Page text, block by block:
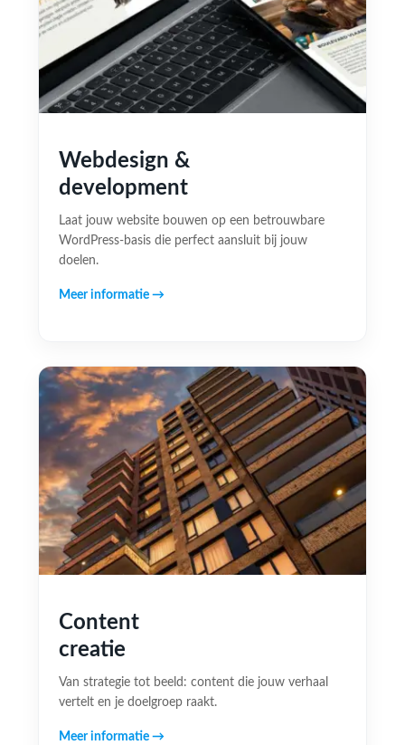
Webdesign &
development
Laat jouw website bouwen op een betrouwbare
WordPress-basis die perfect aansluit bij jouw
doelen.
Meer informatie →
Content
creatie
Van strategie tot beeld: content die jouw verhaal
vertelt en je doelgroep raakt.
Meer informatie →